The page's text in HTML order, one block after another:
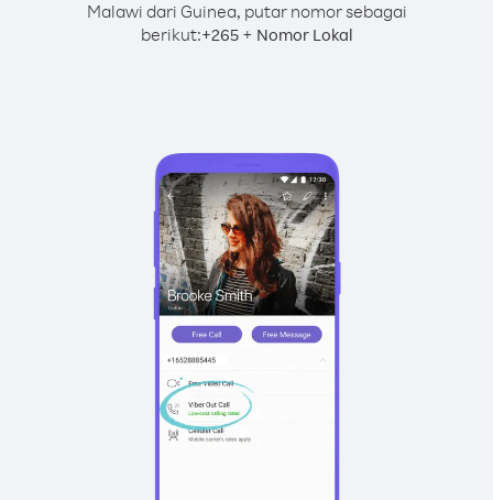
Malawi dari Guinea, putar nomor sebagai
berikut:+265+ Nomor Lokal